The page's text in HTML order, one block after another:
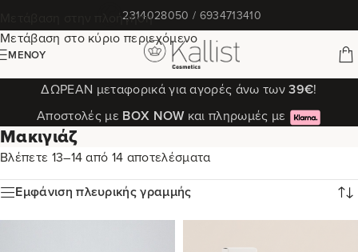
Μετάβαση στην πλοήγηση
Μετάβαση στο κύριο περιεχόμενο
✆2314028050 / 6934713410
ΜΕΝΟΎ
ΔΩΡΕΑΝ μεταφορικά για αγορές άνω των39€!
Αποστολές με ΒΟΧ ΝΟWκαι πληρωμές με
Μακιγιάζ
Βλέπετε 13–14 από 14 αποτελέσματα
Εμφάνιση πλευρικής γραμμής